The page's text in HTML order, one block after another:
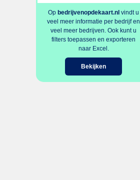
Op bedrijvenopdekaart.nl vindt u
veel meer informatie per bedrijf en
veel meer bedrijven. Ook kunt u
filters toepassen en exporteren
naar Excel.
Bekijken